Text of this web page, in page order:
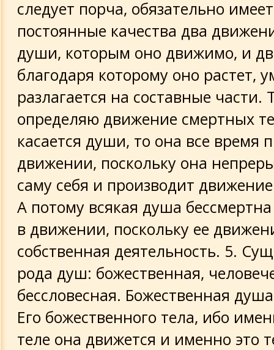
следует порча, обязательно
постоянные качества два
души, которым оно движимо, и
благодаря которому оно растет,
разлагается на составные части.
определяю движение смертных
касается души, то она все время
движении, поскольку она
саму себя и производит
А потому всякая душа бессмертна
в движении, поскольку ее
собственная деятельность. 5.
рода душ: божественная,
бессловесная. Божественная
Его божественного тела, ибо
теле она движется и именно это